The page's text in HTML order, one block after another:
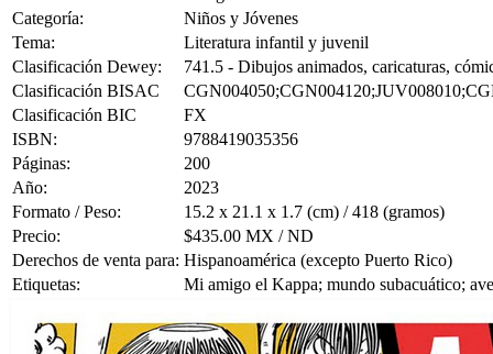
Categoría:
Niños y Jóvenes
Tema:
Literatura infantil y juvenil
Clasificación Dewey:
741.5 - Dibujos animados, caricaturas,
Clasificación BISAC
Clasificación BIC
FX
ISBN:
9788419035356
Páginas:
200
Año:
2023
Formato / Peso:
15.2 x 21.1 x 1.7 (cm) / 418 (gramos)
Precio:
$435.00 MX / ND
Derechos de venta para: Hispanoamérica (excepto Puerto Rico)
Etiquetas:
Mi amigo el Kappa; mundo subacuático;